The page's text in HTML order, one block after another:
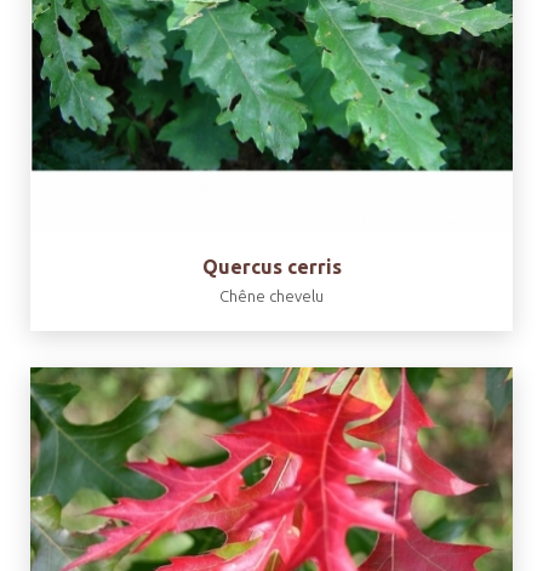
Quercus cerris
Chêne chevelu